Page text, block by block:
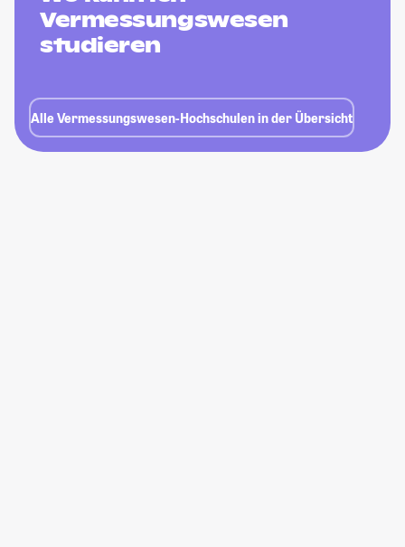
Vermessungswesen
studieren
Alle Vermessungswesen-Hochschulen in der Übersicht